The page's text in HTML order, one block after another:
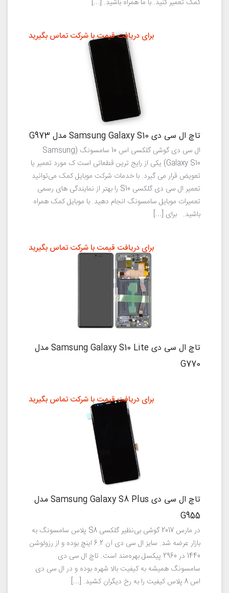
کمک تعمیر کنید. با ما همراه باشید. […]
تاچ ال سی دی Samsung Galaxy S10 مدل G973
ال سی دی گوشی گلکسی اس 10 سامسونگ (Samsung
Galaxy S10) یکی از رایج ترین قطعاتی است ک مورد تعمیر یا
تعویض قرار می گیرد. با خدمات شرکت موبایل کمک می‌توانید
تعمیر ال سی دی گلکسی S10 را بهتر از نمایندگی های رسمی
تعمیرات موبایل سامسونگ انجام دهید. با موبایل کمک همراه
باشید. برای […]
برای دریافت قیمت با شرکت تماس بگیرید
تاچ ال سی دی Samsung Galaxy S10 Lite مدل
G770
برای دریافت قیمت با شرکت تماس بگیرید
تاچ ال سی دی Samsung Galaxy S8 Plus مدل
G955
در مارس 2017 گوشی بی‌نظیر گلکسی S8 پلاس سامسونگ به
بازار عرضه شد. سایز ال سی دی آن 6.2 اینچ بوده و از رزولوشن
1440 در 2960 پیکسل بهره‌مند است. تاچ ال سی دی
سامسونگ همیشه به کیفیت بالا شهره بوده و در ال سی دی
اس 8 پلاس کیفیت را به رخ دیگران کشید. […]
برای دریافت قیمت با شرکت تماس بگیرید